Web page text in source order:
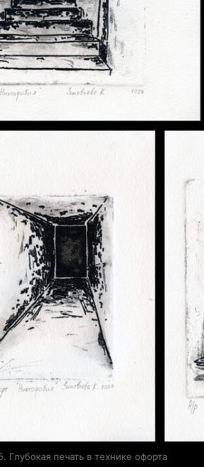
Глубокая печать в технике офорта